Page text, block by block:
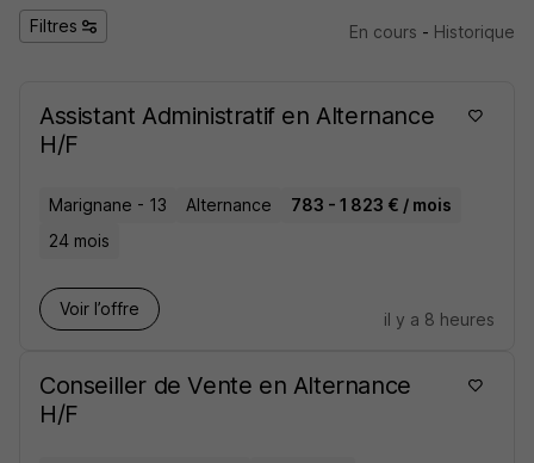
Filtres En cours - Historique
Assistant Administratif en Alternance
H/F
Marignane - 13 Alternance
783 - 1 823 € / mois
24 mois
Voir l’offre
il y a 8 heures
Conseiller de Vente en Alternance
H/F